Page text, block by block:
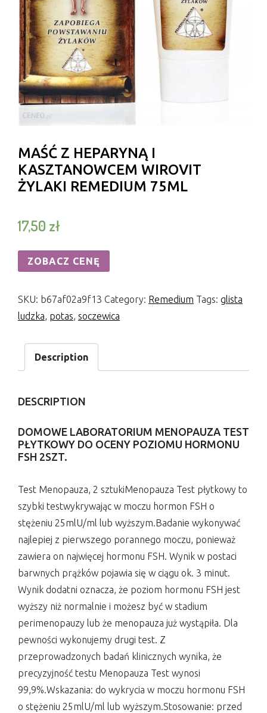
MAŚĆ Z HEPARYNĄ I
KASZTANOWCEM WIROVIT
ŻYLAKI REMEDIUM 75ML
17,50 zł
ZOBACZ CENĘ
SKU: b67af02a9f13 Category: Remedium Tags: glista
ludzka, potas, soczewica
Description
DESCRIPTION
DOMOWE LABORATORIUM MENOPAUZA TEST
PŁYTKOWY DO OCENY POZIOMU HORMONU
FSH 2SZT.
Test Menopauza, 2 sztukiMenopauza Test płytkowy to
szybki testwykrywając w moczu hormon FSH o
stężeniu 25mlU/ml lub wyższym.Badanie wykonywać
najlepiej z pierwszego porannego moczu, ponieważ
zawiera on najwięcej hormonu FSH. Wynik w postaci
barwnych prążków pojawia się w ciągu ok. 3 minut.
Wynik dodatni oznacza, że poziom hormonu FSH jest
wyższy niż normalnie i możesz być w stadium
perimenopauzy lub że menopauza już wystąpiła. Dla
pewności wykonujemy drugi test. Z
przeprowadzonych badań klinicznych wynika, że
precyzyjność testu Menopauza Test wynosi
99,9%.Wskazania: do wykrycia w moczu hormonu FSH
o stężeniu 25mlU/ml lub wyższym.Stosowanie: przed